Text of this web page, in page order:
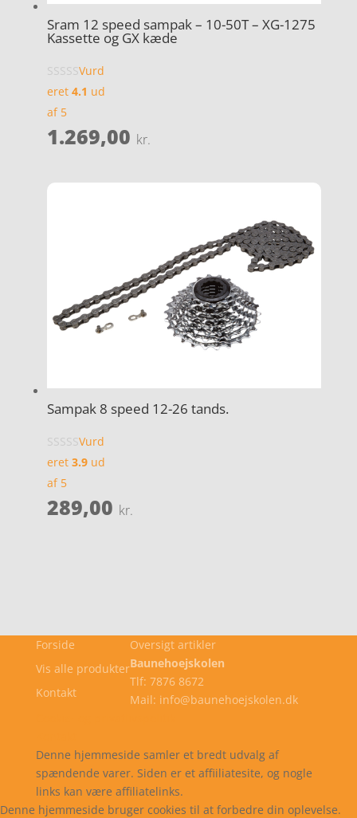
Sram 12 speed sampak – 10-50T – XG-1275
Kassette og GX kæde
Vurd
eret 4.1 ud
af 5
1.269,00 kr.
Sampak 8 speed 12-26 tands.
Vurd
eret 3.9ud
af 5
289,00 kr.
Forside
Vis alle produkter
Kontakt
Oversigt artikler
Baunehoejskolen
Tlf: 7876 8672
Mail: info@baunehoejskolen.dk
Denne hjemmeside samler et bredt udvalg af
spændende varer. Siden er et affiiliatesite, og nogle
links kan være affiliatelinks.
Denne hjemmeside bruger cookies til at forbedre din oplevelse.